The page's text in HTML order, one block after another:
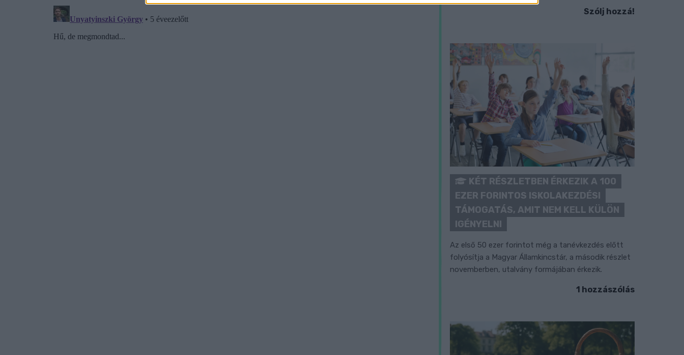
Szólj hozzá!
KÉT RÉSZLETBEN ÉRKEZIK A 100
EZER FORINTOS ISKOLAKEZDÉSI
TÁMOGATÁS, AMIT NEM KELL KÜLÖN
IGÉNYELNI
Az első 50 ezer forintot még a tanévkezdés előtt
folyósítja a Magyar Államkincstár, a második részlet
novemberben, utalvány formájában érkezik.
1 hozzászólás